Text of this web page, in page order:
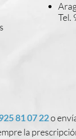
Tel.
81 07 22o
la